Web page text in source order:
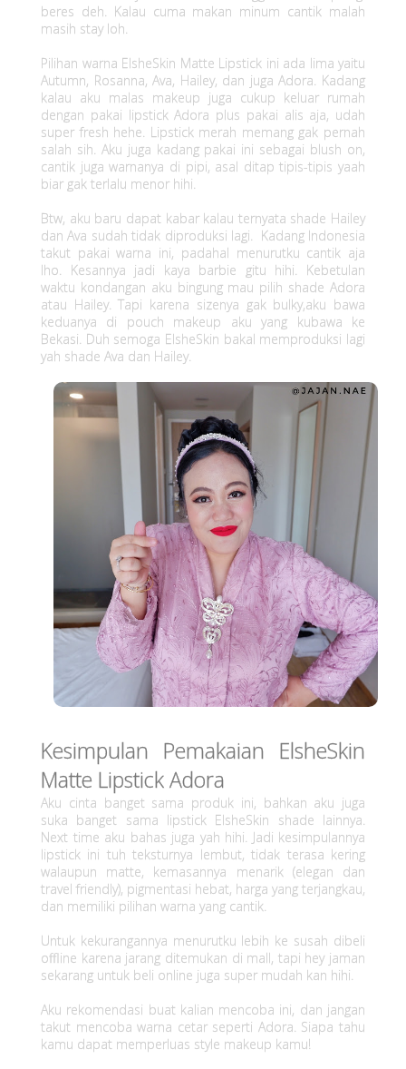
beres deh. Kalau cuma makan minum cantik malah
masih stay loh.
Pilihan warna ElsheSkin Matte Lipstick ini ada lima yaitu
Autumn, Rosanna, Ava, Hailey, dan juga Adora. Kadang
kalau aku malas makeup juga cukup keluar rumah
dengan pakai lipstick Adora plus pakai alis aja, udah
super fresh hehe. Lipstick merah memang gak pernah
salah sih. Aku juga kadang pakai ini sebagai blush on,
cantik juga warnanya di pipi, asal ditap tipis-tipis yaah
biar gak terlalu menor hihi.
Btw, aku baru dapat kabar kalau ternyata shade Hailey
dan Ava sudah tidak diproduksi lagi. Kadang Indonesia
takut pakai warna ini, padahal menurutku cantik aja
lho. Kesannya jadi kaya barbie gitu hihi. Kebetulan
waktu kondangan aku bingung mau pilih shade Adora
atau Hailey. Tapi karena sizenya gak bulky,aku bawa
keduanya di pouch makeup aku yang kubawa ke
Bekasi. Duh semoga ElsheSkin bakal memproduksi lagi
yah shade Ava dan Hailey.
Kesimpulan Pemakaian ElsheSkin
Matte Lipstick Adora
Aku cinta banget sama produk ini, bahkan aku juga
suka banget sama lipstick ElsheSkin shade lainnya.
Next time aku bahas juga yah hihi. Jadi kesimpulannya
lipstick ini tuh teksturnya lembut, tidak terasa kering
walaupun matte, kemasannya menarik (elegan dan
travel friendly), pigmentasi hebat, harga yang terjangkau,
dan memiliki pilihan warna yang cantik.
Untuk kekurangannya menurutku lebih ke susah dibeli
offline karena jarang ditemukan di mall, tapi hey jaman
sekarang untuk beli online juga super mudah kan hihi.
Aku rekomendasi buat kalian mencoba ini, dan jangan
takut mencoba warna cetar seperti Adora. Siapa tahu
kamu dapat memperluas style makeup kamu!